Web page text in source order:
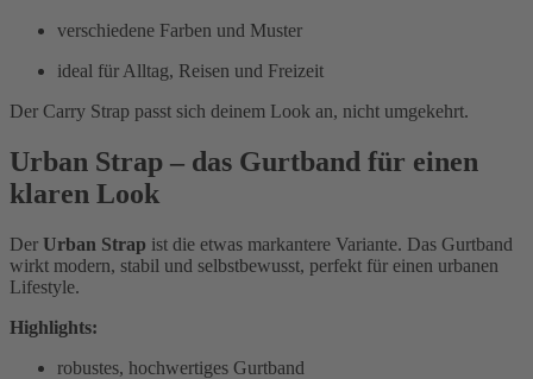
verschiedene Farben und Muster
ideal für Alltag, Reisen und Freizeit
Der Carry Strap passt sich deinem Look an, nicht umgekehrt.
Urban Strap – das Gurtband für einen
klaren Look
Der Urban Strap ist die etwas markantere Variante. Das Gurtband
wirkt modern, stabil und selbstbewusst, perfekt für einen urbanen
Lifestyle.
Highlights:
robustes, hochwertiges Gurtband